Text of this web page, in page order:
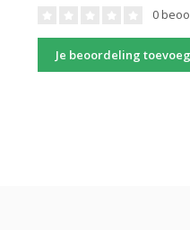
0
Je beoordeling